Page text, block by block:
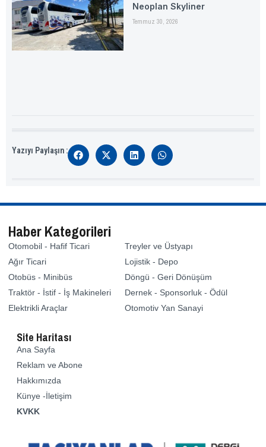
Neoplan Skyliner
Temmuz 30, 2026
Yazıyı Paylaşın :
Haber Kategorileri
Otomobil - Hafif Ticari
Ağır Ticari
Otobüs - Minibüs
Traktör - İstif - İş Makineleri
Elektrikli Araçlar
Treyler ve Üstyapı
Lojistik - Depo
Döngü - Geri Dönüşüm
Dernek - Sponsorluk - Ödül
Otomotiv Yan Sanayi
Site Haritası
Ana Sayfa
Reklam ve Abone
Hakkımızda
Künye -İletişim
KVKK